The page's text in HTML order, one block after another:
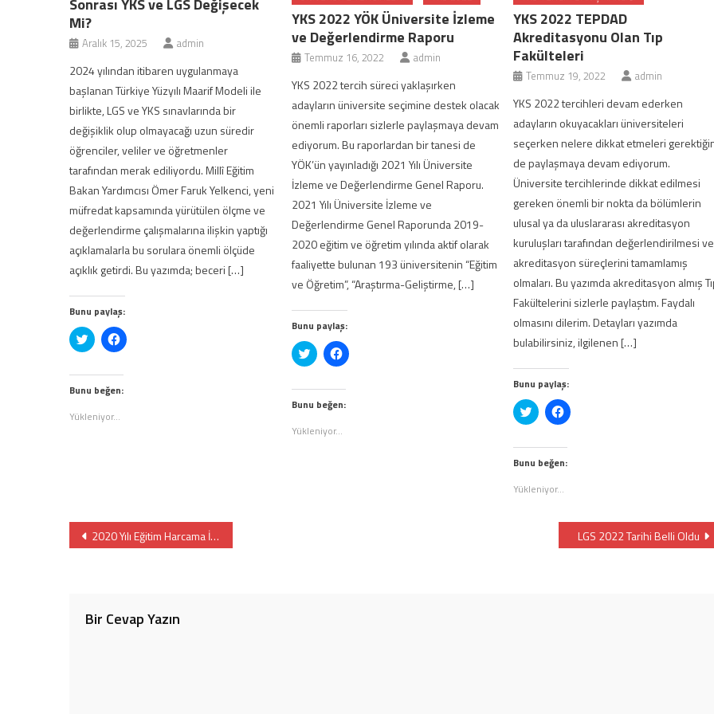
Sonrası YKS ve LGS Değişecek
Mi?
Aralık 15, 2025 admin
2024 yılından itibaren uygulanmaya
başlanan Türkiye Yüzyılı Maarif Modeli ile
birlikte, LGS ve YKS sınavlarında bir
değişiklik olup olmayacağı uzun süredir
öğrenciler, veliler ve öğretmenler
tarafından merak ediliyordu. Millî Eğitim
Bakan Yardımcısı Ömer Faruk Yelkenci, yeni
müfredat kapsamında yürütülen ölçme ve
değerlendirme çalışmalarına ilişkin yaptığı
açıklamalarla bu sorulara önemli ölçüde
açıklık getirdi. Bu yazımda; beceri […]
Bunu paylaş:
Twitter
üzerinde
tıklayın
(Yeni
pencerede
Facebook'ta
paylaşmak
(Yeni
pencerede
Bunu beğen:
Yükleniyor...
YKS 2022 YÖK Üniversite İzleme
ve Değerlendirme Raporu
Temmuz 16, 2022 admin
YKS 2022 tercih süreci yaklaşırken
adayların üniversite seçimine destek olacak
önemli raporları sizlerle paylaşmaya devam
ediyorum. Bu raporlardan bir tanesi de
YÖK’ün yayınladığı 2021 Yılı Üniversite
İzleme ve Değerlendirme Genel Raporu.
2021 Yılı Üniversite İzleme ve
Değerlendirme Genel Raporunda 2019-
2020 eğitim ve öğretim yılında aktif olarak
faaliyette bulunan 193 üniversitenin “Eğitim
ve Öğretim”, “Araştırma-Geliştirme, […]
Bunu paylaş:
Twitter
üzerinde
tıklayın
(Yeni
pencerede
Facebook'ta
paylaşmak
(Yeni
pencerede
Bunu beğen:
Yükleniyor...
YKS 2022 TEPDAD
Akreditasyonu Olan Tıp
Fakülteleri
Temmuz 19, 2022 admin
YKS 2022 tercihleri devam ederken
adayların okuyacakları üniversiteleri
seçerken nelere dikkat etmeleri
de paylaşmaya devam ediyorum.
Üniversite tercihlerinde dikkat edilmesi
gereken önemli bir nokta da bölümlerin
ulusal ya da uluslararası akreditasyon
kuruluşları tarafından değerlendirilmesi ve
akreditasyon süreçlerini tamamlamış
olmaları. Bu yazımda akreditasyon almış
Fakültelerini sizlerle paylaştım. Faydalı
olmasını dilerim. Detayları yazımda
bulabilirsiniz, ilgilenen […]
Bunu paylaş:
Twitter
üzerinde
tıklayın
(Yeni
pencerede
Facebook'ta
paylaşmak
(Yeni
pencerede
Bunu beğen:
Yükleniyor...
Yazı
2020 Yılı Eğitim Harcama İstatistikleri Yayınlandı LGS 2022 Tarihi Belli Oldu
Bir Cevap Yazın